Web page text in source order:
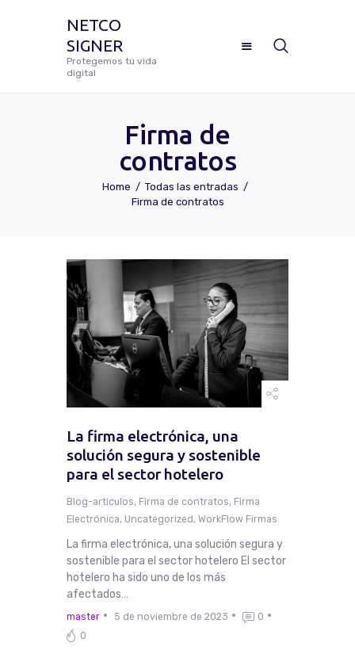
NETCO
SIGNER
Protegemos tu vida
digital
Firma de
contratos
Home
Todas las entradas
Firma de contratos
NETCO SIGNER
Manual De Uso Netco Signer
Preguntas Frecuentes
Solicitar Soporte
La firma electrónica, una
solución segura y sostenible
para el sector hotelero
Blog-articulos, Firma de contratos, Firma
Electrónica, Uncategorized , WorkFlow Firmas
La firma electrónica, una solución segura y
sostenible para el sector hotelero El sector
hotelero ha sido uno de los más
afectados…
master 5 de noviembre de 2023
0
0